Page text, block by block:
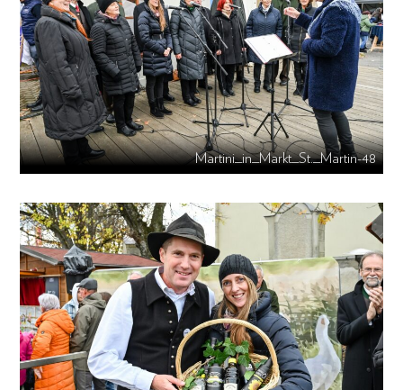
Martini_in_Markt_St._Martin-48